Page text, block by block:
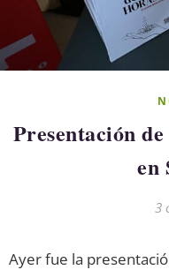
Presentación
en
3
Ayer fue la